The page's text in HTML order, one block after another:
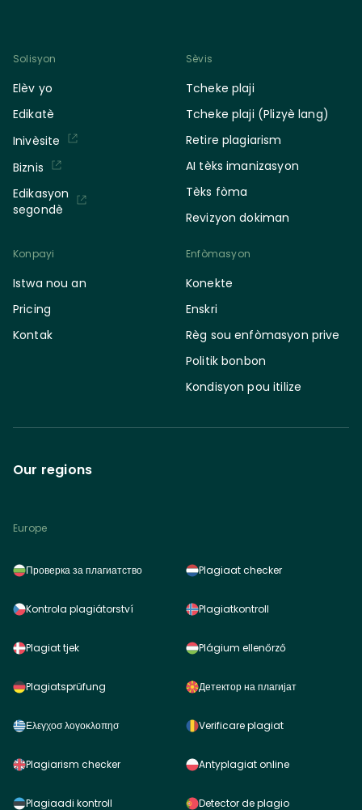
Solisyon
Elèv yo
Edikatè
Inivèsite
Biznis
Edikasyon
segondè
Sèvis
Tcheke plaji
Tcheke plaji (Plizyè lang)
Retire plagiarism
AI tèks imanizasyon
Tèks fòma
Revizyon dokiman
Konpayi
Istwa nou an
Pricing
Kontak
Enfòmasyon
Konekte
Enskri
Règ sou enfòmasyon prive
Politik bonbon
Kondisyon pou itilize
Our regions
Europe
Проверка за плагиатство
Kontrola plagiátorství
Plagiat tjek
Plagiatsprüfung
Ελεγχοσ λογοκλοπησ
Plagiarism checker
Plagiaadi kontroll
Plagiaat checker
Plagiatkontroll
Plágium ellenőrző
Детектор на плагијат
Verificare plagiat
Antyplagiat online
Detector de plagio